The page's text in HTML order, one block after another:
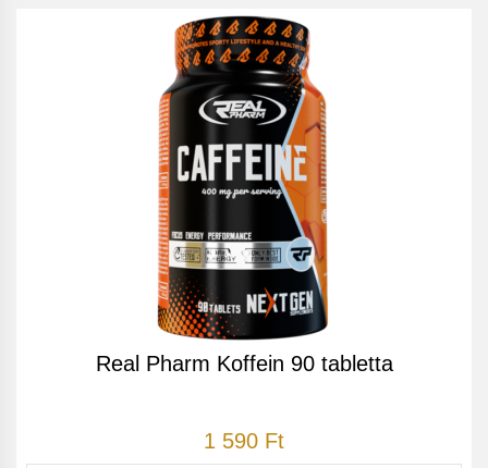
Real Pharm Koffein 90 tabletta
1 590 Ft